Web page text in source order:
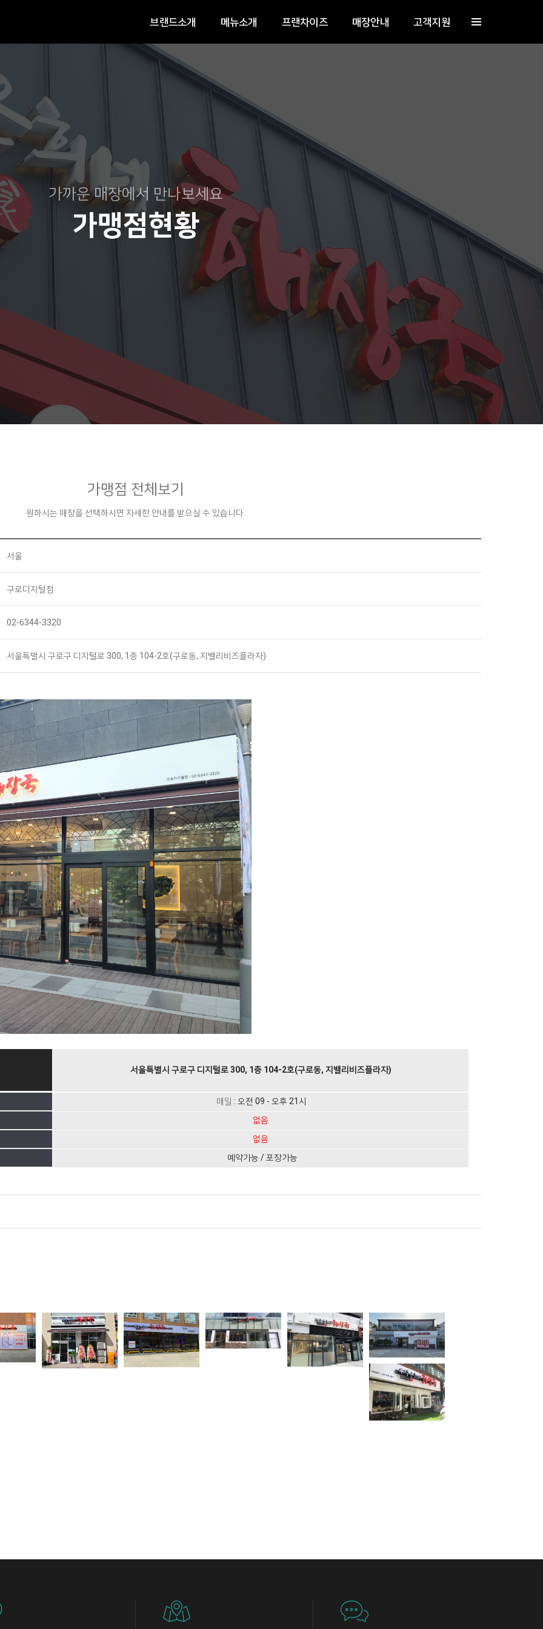
브랜드소개 메뉴소개 프랜차이즈 매장안내 고객지원
가까운 매장에서 만나보세요
가맹점현황
가맹점 전체보기
원하시는 매장을 선택하시면 자세한 안내를 받으실 수 있습니다.
서울
구로디지털점
02-6344-3320
서울특별시 구로구 디지털로 300, 1층 104-2호(구로동, 지밸리비즈플라자)
서울특별시 구로구 디지털로 300, 1층 104-2호(구로동, 지밸리비즈플라자)
매일 : 오전 09 - 오후 21시
없음
없음
예약가능 / 포장가능